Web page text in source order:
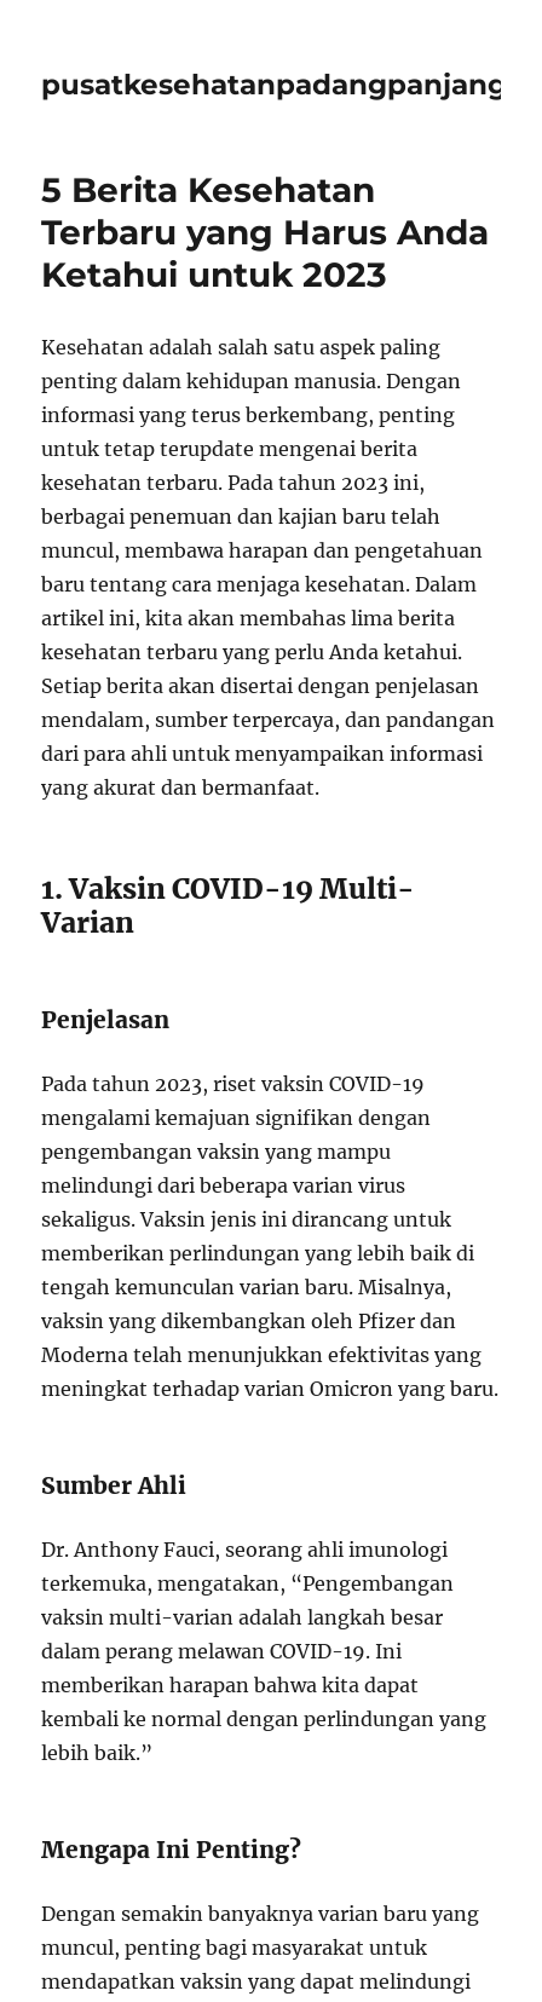
pusatkesehatanpadangpanjangid
5 Berita Kesehatan
Terbaru yang Harus Anda
Ketahui untuk 2023
Kesehatan adalah salah satu aspek paling
penting dalam kehidupan manusia. Dengan
informasi yang terus berkembang, penting
untuk tetap terupdate mengenai berita
kesehatan terbaru. Pada tahun 2023 ini,
berbagai penemuan dan kajian baru telah
muncul, membawa harapan dan pengetahuan
baru tentang cara menjaga kesehatan. Dalam
artikel ini, kita akan membahas lima berita
kesehatan terbaru yang perlu Anda ketahui.
Setiap berita akan disertai dengan penjelasan
mendalam, sumber terpercaya, dan pandangan
dari para ahli untuk menyampaikan informasi
yang akurat dan bermanfaat.
1. Vaksin COVID-19 Multi-
Varian
Penjelasan
Pada tahun 2023, riset vaksin COVID-19
mengalami kemajuan signifikan dengan
pengembangan vaksin yang mampu
melindungi dari beberapa varian virus
sekaligus. Vaksin jenis ini dirancang untuk
memberikan perlindungan yang lebih baik di
tengah kemunculan varian baru. Misalnya,
vaksin yang dikembangkan oleh Pfizer dan
Moderna telah menunjukkan efektivitas yang
meningkat terhadap varian Omicron yang baru.
Sumber Ahli
Dr. Anthony Fauci, seorang ahli imunologi
terkemuka, mengatakan, “Pengembangan
vaksin multi-varian adalah langkah besar
dalam perang melawan COVID-19. Ini
memberikan harapan bahwa kita dapat
kembali ke normal dengan perlindungan yang
lebih baik.”
Mengapa Ini Penting?
Dengan semakin banyaknya varian baru yang
muncul, penting bagi masyarakat untuk
mendapatkan vaksin yang dapat melindungi